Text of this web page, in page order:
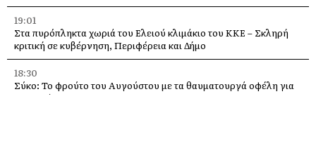
19:01
Στα πυρόπληκτα χωριά του Ελειού κλιμάκιο του ΚΚΕ – Σκληρή
κριτική σε κυβέρνηση, Περιφέρεια και Δήμο
18:30
Σύκο: Το φρούτο του Αυγούστου με τα θαυματουργά οφέλη για
την υγεία